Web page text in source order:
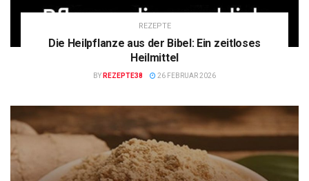
REZEPTE
Die Heilpflanze aus der Bibel: Ein zeitloses
Heilmittel
BY REZEPTE38 26 FEBRUAR 2026